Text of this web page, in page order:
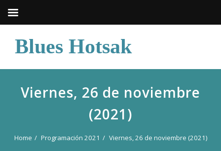
contentBlues Hotsak
Viernes, 26 de noviembre
(2021)
Home Programación 2021 Viernes, 26 de noviembre (2021)